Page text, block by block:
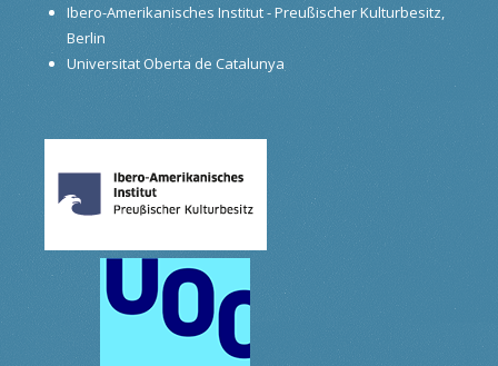
Ibero-Amerikanisches Institut - Preußischer Kulturbesitz,
Berlin
Universitat Oberta de Catalunya